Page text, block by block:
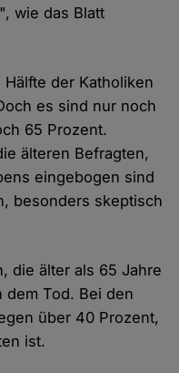
wie das Blatt
der Katholiken
es sind nur noch
65 Prozent.
älteren Befragten,
eingebogen sind
besonders skeptisch
die älter als 65 Jahre
dem Tod. Bei den
über 40 Prozent,
ist.